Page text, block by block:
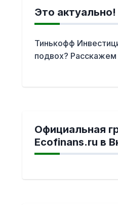
Это актуально!
Тинькофф
подвох? Расскажем
Официальная
Ecofinans.ru в